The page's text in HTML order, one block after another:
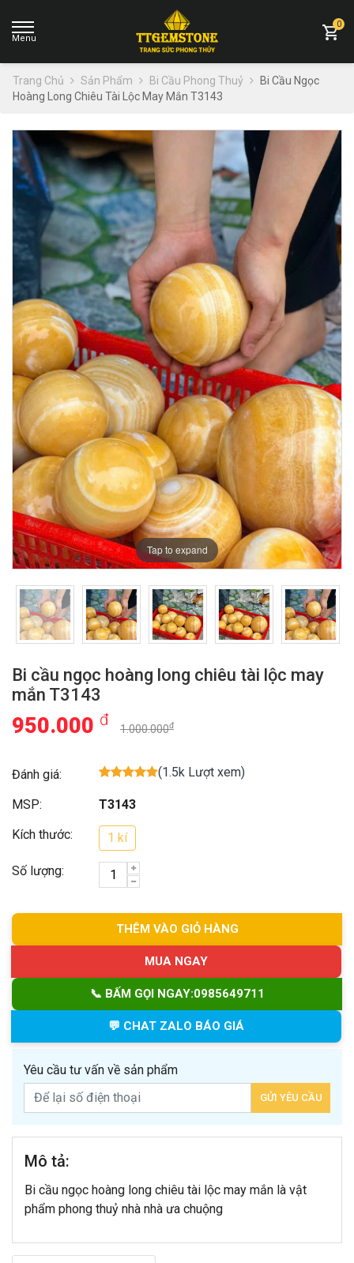
0
Trang Chủ Sản Phẩm Bi Cầu Phong Thuỷ
Bi Cầu Ngọc
Hoàng Long Chiêu Tài Lộc May Mắn T3143
Tap to expand
Bi cầu ngọc hoàng long chiêu tài lộc may
mắn T3143
950.000 đ
1.000.000đ
Đánh giá: (1.5k Lượt xem)
MSP:
T3143
Kích thước:
1 kí
Số lượng:
THÊM VÀO GIỎ HÀNG
MUA NGAY
📞 BẤM GỌI NGAY:0985649711
💬 CHAT ZALO BÁO GIÁ
Yêu cầu tư vấn về sản phẩm
Mô tả:
Bi cầu ngọc hoàng long chiêu tài lộc may mắn là vật
phẩm phong thuỷ nhà nhà ưa chuộng